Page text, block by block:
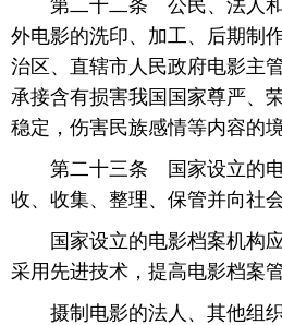
第二十二条 公民、法人和
外电影的洗印、加工、后期制
治区、直辖市人民政府电影主
承接含有损害我国国家尊严、
稳定，伤害民族感情等内容的
第二十三条 国家设立的电
收、收集、整理、保管并向社
国家设立的电影档案机构应
采用先进技术，提高电影档案
摄制电影的法人、其他组织